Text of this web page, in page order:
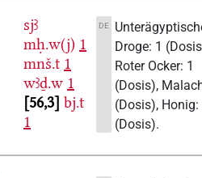
sjꜣ
mḥ.w(j) 1
mnš.t 1
wꜣḏ.w 1
56,3 bj.t
1
DE
Droge: 1
Roter Ocker: 1
(Dosis),
(Dosis), Honig:
(Dosis).